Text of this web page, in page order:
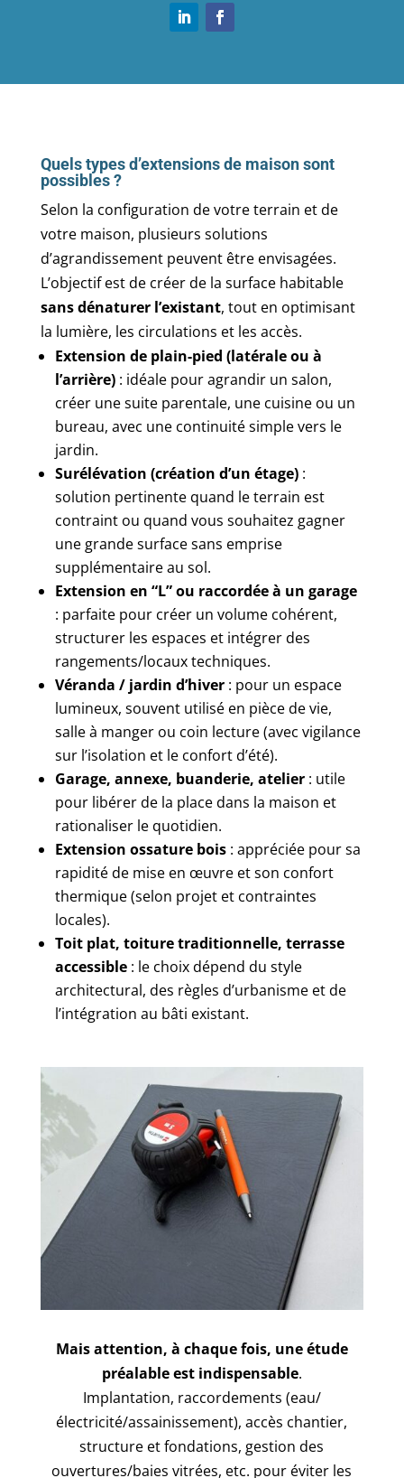
Quels types d’extensions de maison sont
possibles ?
Selon la configuration de votre terrain et de
votre maison, plusieurs solutions
d’agrandissement peuvent être envisagées.
L’objectif est de créer de la surface habitable
sans dénaturer l’existant, tout en optimisant
la lumière, les circulations et les accès.
Extension de plain-pied (latérale ou à
l’arrière): idéale pour agrandir un salon,
créer une suite parentale, une cuisine ou un
bureau, avec une continuité simple vers le
jardin.
Surélévation (création d’un étage):
solution pertinente quand le terrain est
contraint ou quand vous souhaitez gagner
une grande surface sans emprise
supplémentaire au sol.
Extension en “L” ou raccordée à un garage
: parfaite pour créer un volume cohérent,
structurer les espaces et intégrer des
rangements/locaux techniques.
Véranda / jardin d’hiver: pour un espace
lumineux, souvent utilisé en pièce de vie,
salle à manger ou coin lecture (avec vigilance
sur l’isolation et le confort d’été).
Garage, annexe, buanderie, atelier: utile
pour libérer de la place dans la maison et
rationaliser le quotidien.
Extension ossature bois: appréciée pour sa
rapidité de mise en œuvre et son confort
thermique (selon projet et contraintes
locales).
Toit plat, toiture traditionnelle, terrasse
accessible: le choix dépend du style
architectural, des règles d’urbanisme et de
l’intégration au bâti existant.
Mais attention, à chaque fois, une étude
préalable est indispensable.
Implantation, raccordements (eau/
électricité/assainissement), accès chantier,
structure et fondations, gestion des
ouvertures/baies vitrées, etc. pour éviter les